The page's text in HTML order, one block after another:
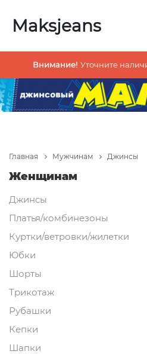
Maksjeans
Внимание! Уточните
Главная Мужчинам Джинсы
Женщинам
Джинсы
Платья/комбинезоны
Куртки/ветровки/жилетки
Юбки
Шорты
Трикотаж
Рубашки
Кепки
Шапки